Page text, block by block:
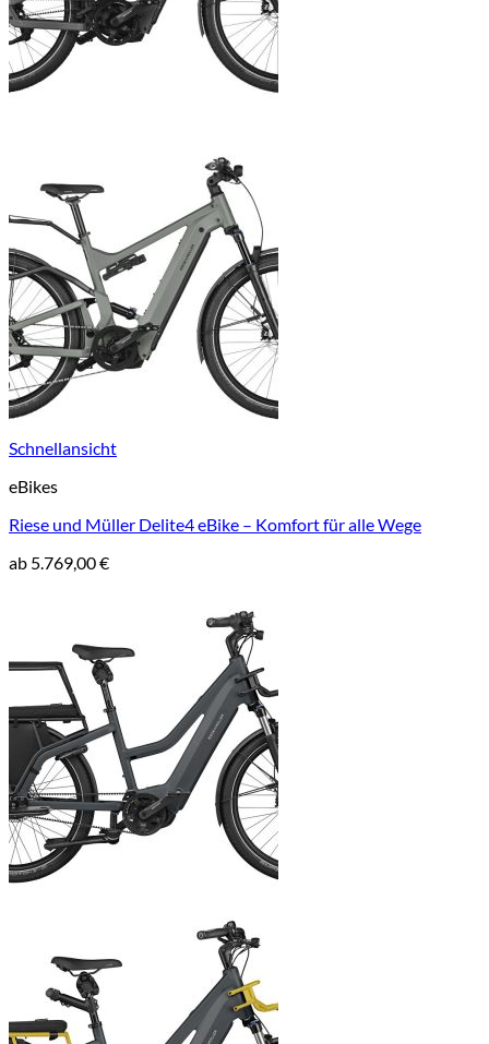
Schnellansicht
eBikes
Riese und Müller Delite4 eBike – Komfort für alle Wege
ab 5.769,00€